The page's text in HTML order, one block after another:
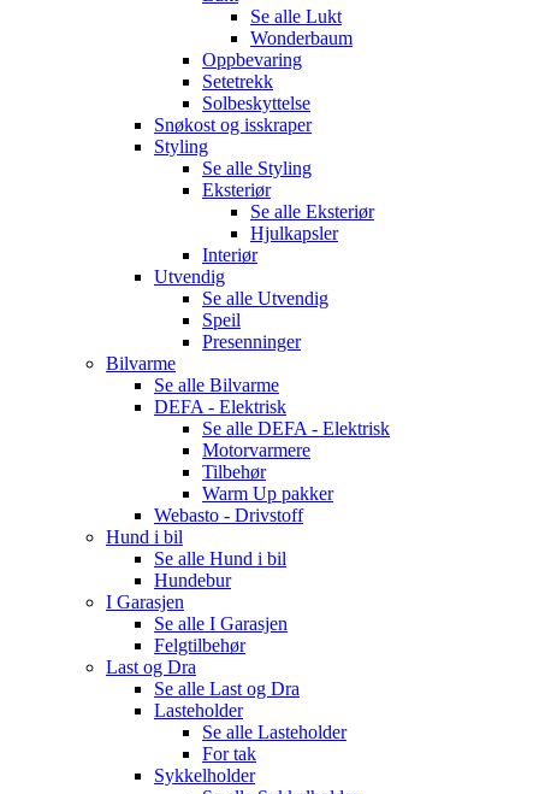
Se alle Lukt
Wonderbaum
Oppbevaring
Setetrekk
Solbeskyttelse
Snøkost og isskraper
Styling
Se alle Styling
Eksteriør
Se alle Eksteriør
Hjulkapsler
Interiør
Utvendig
Se alle Utvendig
Speil
Presenninger
Bilvarme
Se alle Bilvarme
DEFA - Elektrisk
Se alle DEFA - Elektrisk
Motorvarmere
Tilbehør
Warm Up pakker
Webasto - Drivstoff
Hund i bil
Se alle Hund i bil
Hundebur
I Garasjen
Se alle I Garasjen
Felgtilbehør
Last og Dra
Se alle Last og Dra
Lasteholder
Se alle Lasteholder
For tak
Sykkelholder